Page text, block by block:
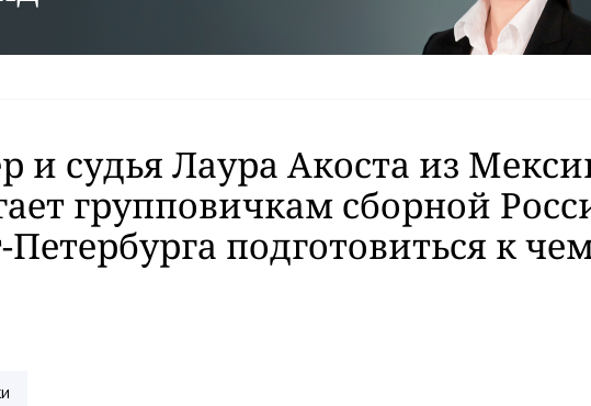
и судья Лаура Акоста из
групповичкам сборной
Петербурга подготовиться к